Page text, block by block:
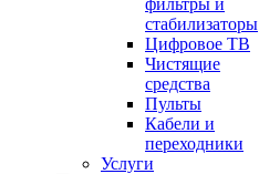
фильтры и
стабилизаторы
Цифровое ТВ
Чистящие
средства
Пульты
Кабели и
переходники
Услуги